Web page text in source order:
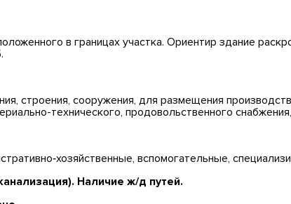
в границах участка. Ориентир здание
строения, сооружения, для размещения
технического, продовольственного
вспомогательные,
Наличие ж/д путей.